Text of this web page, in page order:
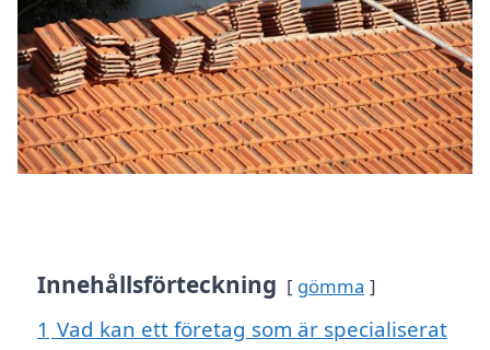
Innehållsförteckning gömma
1 Vad kan ett företag som är specialiserat